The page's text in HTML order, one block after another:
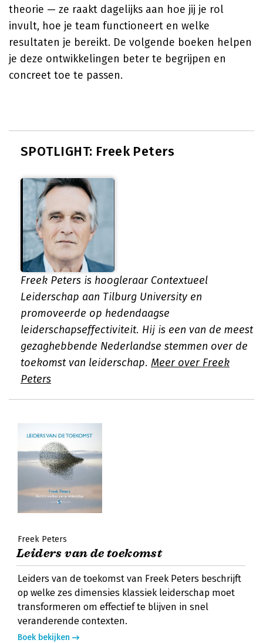
theorie — ze raakt dagelijks aan hoe jij je rol
invult, hoe je team functioneert en welke
resultaten je bereikt. De volgende boeken helpen
je deze ontwikkelingen beter te begrijpen en
concreet toe te passen.
SPOTLIGHT: Freek Peters
Freek Peters is hoogleraar Contextueel
Leiderschap aan Tilburg University en
promoveerde op hedendaagse
leiderschapseffectiviteit. Hij is een van de meest
gezaghebbende Nederlandse stemmen over de
toekomst van leiderschap. Meer over Freek
Peters
Freek Peters
Leiders van de toekomst
Leiders van de toekomst van Freek Peters beschrijft
op welke zes dimensies klassiek leiderschap moet
transformeren om effectief te blijven in snel
veranderende contexten.
Boek bekijken